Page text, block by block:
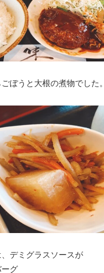
ぼうと大根の煮物でした。
デミグラスソースが
グ